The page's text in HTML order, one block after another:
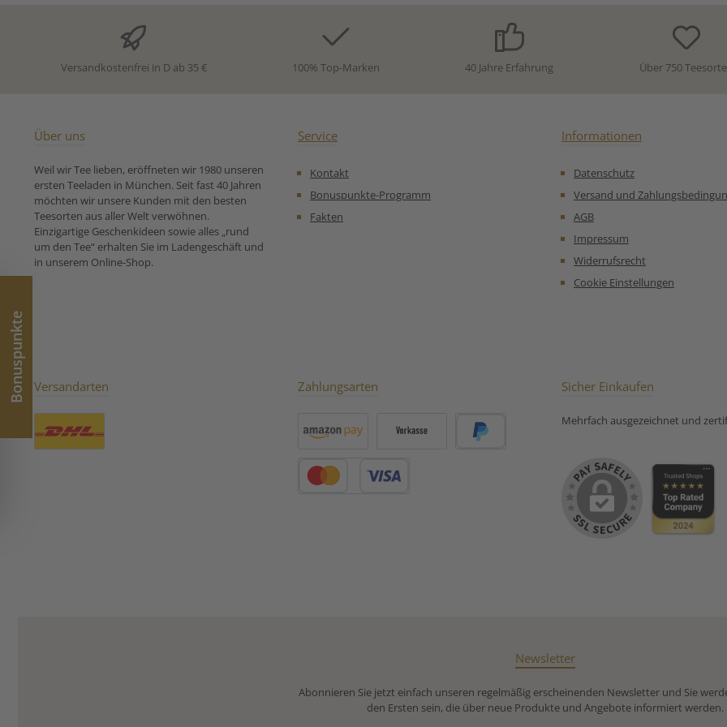
sich eine elegante, sanfte
Verwöhnmischung für den
Alltag wünschen.
Zutaten:Grüner Tee China
kontrolliert biologsichem
Zubereitungsempfehlung
für Grüner Bio Tee Vanille:
Natriumalginat, Aroma),
natürliches Aroma. Unsere
Zubereitungsempfehlung
für Aromatisierter Grüner
warm Energie schenkt und
kalt herrlich erfrischt.
Zutaten:Grüner Tee China
Sencha, Ingwerstücke (10%),
Sonnenblumenblüten
für Aromatisierter Grüner
Tee Ingwer Zitrone:
alle, die
fein
leicht
Versandkostenfrei in D ab 35 € 100% Top-Marken 40 Jahre Erfahrung Über 750
Über uns
Weil wir Tee lieben, eröffneten wir 1980 unseren
ersten Teeladen in München. Seit fast 40 Jahren
möchten wir unsere Kunden mit den besten
Teesorten aus aller Welt verwöhnen.
Einzigartige Geschenkideen sowie alles „rund
um den Tee“ erhalten Sie im Ladengeschäft und
in unserem Online-Shop.
Service
Kontakt
Bonuspunkte-Programm
Fakten
Informationen
Datenschutz
Versand und
AGB
Impressum
Widerrufsrecht
Cookie Einstellungen
Versandarten Zahlungsarten Sicher Einkaufen
Mehrfach ausgezeichnet und
Newsletter
Abonnieren Sie jetzt einfach unseren regelmäßig erscheinenden Newsletter und Sie
den Ersten sein, die über neue Produkte und Angebote informiert werden.
Bonuspunkte